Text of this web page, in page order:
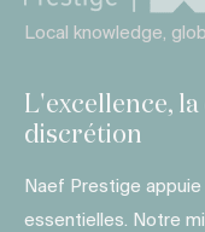
Local knowledge,
L'excellence,
discrétion
Naef Prestige
essentielles. Notre